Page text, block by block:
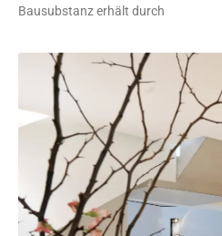
Bausubstanz erhält durch